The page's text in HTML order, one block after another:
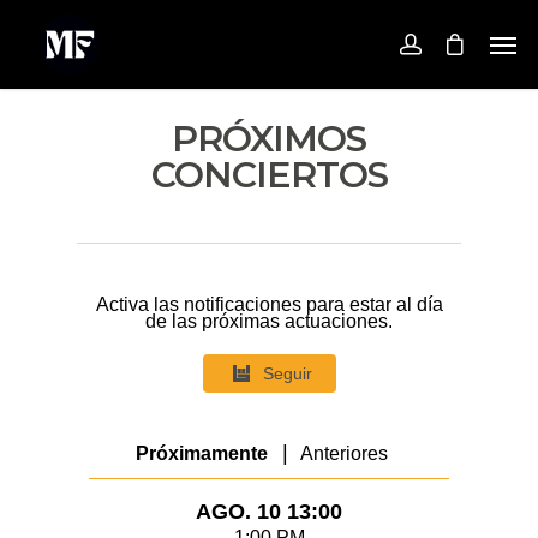
PRÓXIMOS
CONCIERTOS
Activa las notificaciones para estar al día
de las próximas actuaciones.
Seguir
Próximamente Anteriores
AGO. 10 13:00